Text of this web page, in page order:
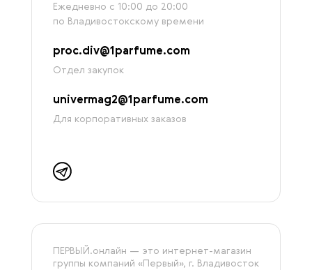
Ежедневно с 10:00 до 20:00
по Владивостокскому времени
proc.div@1parfume.com
Отдел закупок
univermag2@1parfume.com
Для корпоративных заказов
ПЕРВЫЙ.онлайн — это интернет-магазин
группы компаний «‎Первый», г. Владивосток